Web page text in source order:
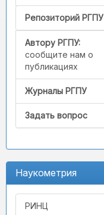
Репозиторий РГПУ
Автору РГПУ:
сообщите нам о
публикациях
Журналы РГПУ
Задать вопрос
Наукометрия
РИНЦ